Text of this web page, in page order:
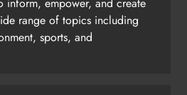
inform, empower, and create
range of topics including
sports, and